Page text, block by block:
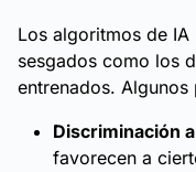
Los algoritmos de
sesgados como los
entrenados.
Discriminación
favorecen a